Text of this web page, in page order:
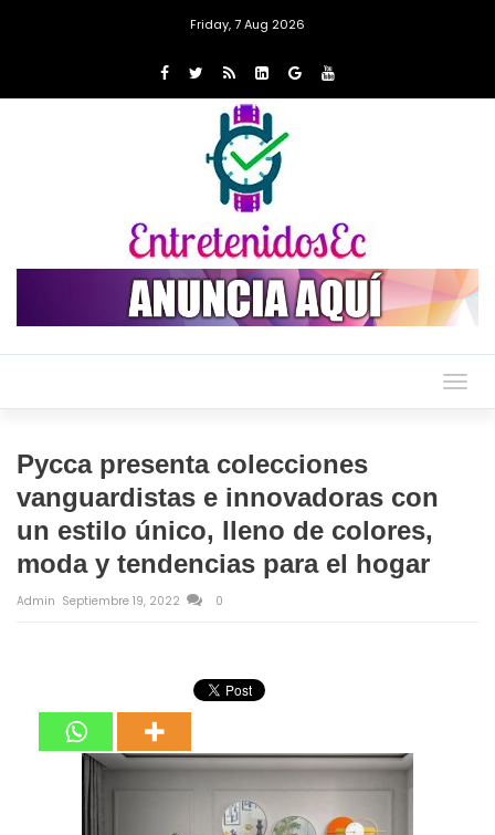
Friday, 7 Aug 2026
Pycca presenta colecciones
vanguardistas e innovadoras con
un estilo único, lleno de colores,
moda y tendencias para el hogar
Admin Septiembre 19, 2022 0